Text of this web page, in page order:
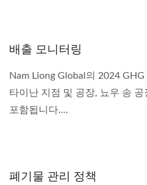
배출 모니터링
Nam Liong Global의 2024
타이난 지점 및 공장, 뇨우 송 공
포함됩니다....
폐기물 관리 정책